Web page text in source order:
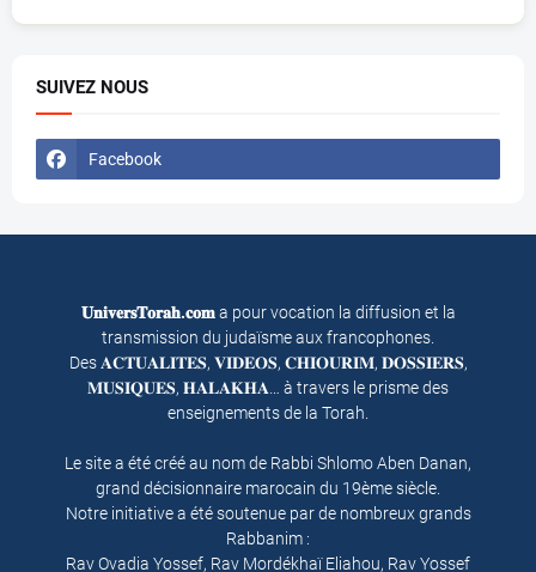
SUIVEZ NOUS
Facebook
𝐔𝐧𝐢𝐯𝐞𝐫𝐬𝐓𝐨𝐫𝐚𝐡.𝐜𝐨𝐦a pour vocation la diffusion et la
transmission du judaïsme aux francophones.
Des 𝐀𝐂𝐓𝐔𝐀𝐋𝐈𝐓𝐄𝐒, 𝐕𝐈𝐃𝐄𝐎𝐒, 𝐂𝐇𝐈𝐎𝐔𝐑𝐈𝐌, 𝐃𝐎𝐒𝐒𝐈𝐄𝐑𝐒,
𝐌𝐔𝐒𝐈𝐐𝐔𝐄𝐒, 𝐇𝐀𝐋𝐀𝐊𝐇𝐀… à travers le prisme des
enseignements de la Torah.
Le site a été créé au nom de Rabbi Shlomo Aben Danan,
grand décisionnaire marocain du 19ème siècle.
Notre initiative a été soutenue par de nombreux grands
Rabbanim :
Rav Ovadia Yossef, Rav Mordékhaï Eliahou, Rav Yossef